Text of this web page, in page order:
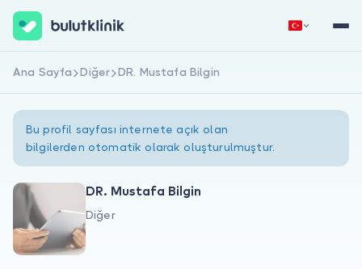
Hakkımızda
Hemen Kaydol
Ana Sayfa Diğer DR. Mustafa Bilgin
Bu profil sayfası internete açık olan
bilgilerden otomatik olarak oluşturulmuştur.
DR. Mustafa Bilgin
Diğer